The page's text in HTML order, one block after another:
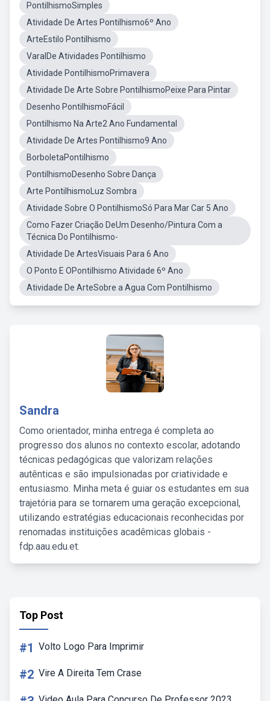
PontilhismoSimples
Atividade De Artes Pontilhismo6º Ano
ArteEstilo Pontilhismo
VaralDe Atividades Pontilhismo
Atividade PontilhismoPrimavera
Atividade De Arte Sobre PontilhismoPeixe Para Pintar
Desenho PontilhismoFácil
Pontilhismo Na Arte2 Ano Fundamental
Atividade De Artes Pontilhismo9 Ano
BorboletaPontilhismo
PontilhismoDesenho Sobre Dança
Arte PontilhismoLuz Sombra
Atividade Sobre O PontilhismoSó Para Mar Car 5 Ano
Como Fazer Criação DeUm Desenho/Pintura Com a
Técnica Do Pontilhismo-
Atividade De ArtesVisuais Para 6 Ano
O Ponto E OPontilhismo Atividade 6º Ano
Atividade De ArteSobre a Agua Com Pontilhismo
Sandra
Como orientador, minha entrega é completa ao
progresso dos alunos no contexto escolar, adotando
técnicas pedagógicas que valorizam relações
autênticas e são impulsionadas por criatividade e
entusiasmo. Minha meta é guiar os estudantes em sua
trajetória para se tornarem uma geração excepcional,
utilizando estratégias educacionais reconhecidas por
renomadas instituições acadêmicas globais -
fdp.aau.edu.et.
Top Post
#1 Volto Logo Para Imprimir
#2 Vire A Direita Tem Crase